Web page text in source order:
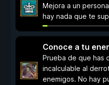
Mejora a un
hay nada que te
Conoce a tu
Prueba de que has
incalculable al
enemigos. No hay